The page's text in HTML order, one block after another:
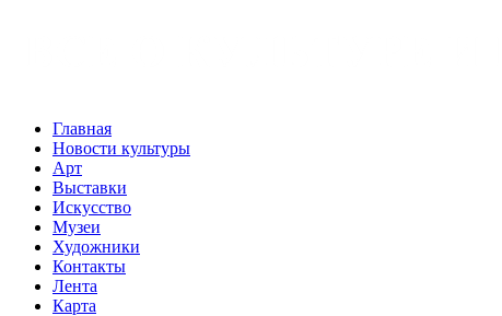
Главная
Новости культуры
Арт
Выставки
Искусство
Музеи
Художники
Контакты
Лента
Карта